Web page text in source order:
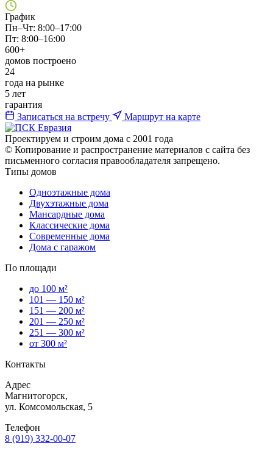
График
Пн–Чт: 8:00–17:00
Пт: 8:00–16:00
600+
домов построено
24
года на рынке
5 лет
гарантия
Записаться на встречу
Маршрут на карте
Проектируем и строим дома с 2001 года
© Копирование и распространение материалов с сайта без
письменного согласия правообладателя запрещено.
Типы домов
Одноэтажные дома
Двухэтажные дома
Мансардные дома
Классические дома
Современные дома
Дома с гаражом
По площади
до 100 м²
101 — 150 м²
151 — 200 м²
201 — 250 м²
251 — 300 м²
от 300 м²
Контакты
Адрес
Магнитогорск,
ул. Комсомольская, 5
Телефон
8 (919) 332-00-07